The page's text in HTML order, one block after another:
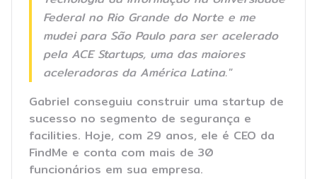
Federal no Rio Grande do Norte e me
mudei para São Paulo para ser acelerado
pela ACE Startups, uma das maiores
aceleradoras da América Latina."
Gabriel conseguiu construir uma startup de
sucesso no segmento de segurança e
facilities. Hoje, com 29 anos, ele é CEO da
FindMe e conta com mais de 30
funcionários em sua empresa.